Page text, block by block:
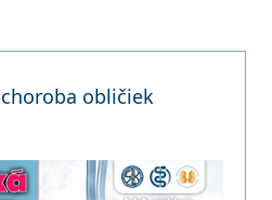
obličiek